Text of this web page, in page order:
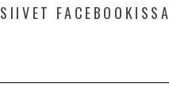
SIIVET FACEBOOKISSA